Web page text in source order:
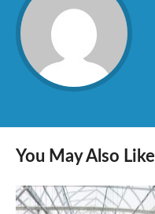
You May Also Like